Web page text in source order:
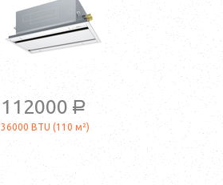
112000 a
36000 BTU (110 м²)